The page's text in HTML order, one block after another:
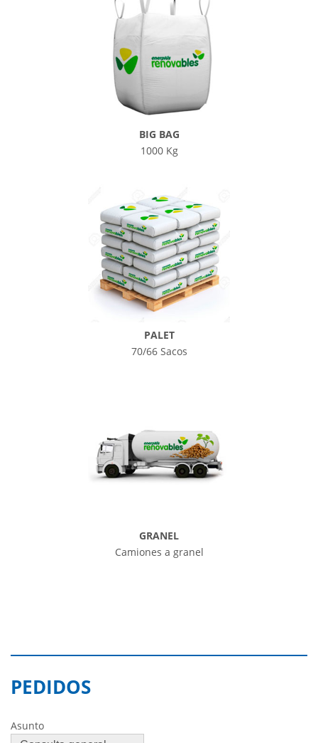
BIG BAG
1000 Kg
PALET
70/66 Sacos
GRANEL
Camiones a granel
PEDIDOS
Asunto